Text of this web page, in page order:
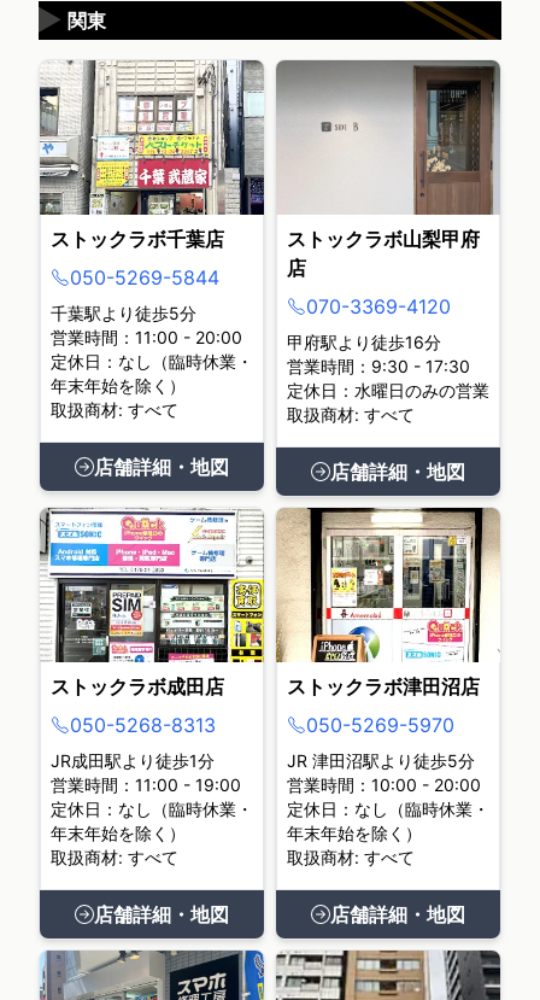
関東
▶
ストックラボ千葉店
050-5269-5844
千葉駅より徒歩5分
営業時間：11:00 - 20:00
定休日：なし（臨時休業・
年末年始を除く）
取扱商材: すべて
店舗詳細・地図
ストックラボ山梨甲府
店
070-3369-4120
甲府駅より徒歩16分
営業時間：9:30 - 17:30
定休日：水曜日のみの営業
取扱商材: すべて
店舗詳細・地図
ストックラボ成田店
050-5268-8313
JR成田駅より徒歩1分
営業時間：11:00 - 19:00
定休日：なし（臨時休業・
年末年始を除く）
取扱商材: すべて
店舗詳細・地図
ストックラボ津田沼店
050-5269-5970
JR 津田沼駅より徒歩5分
営業時間：10:00 - 20:00
定休日：なし（臨時休業・
年末年始を除く）
取扱商材: すべて
店舗詳細・地図